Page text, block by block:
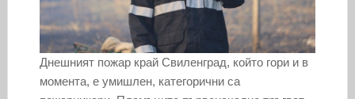
Днешният пожар край Свиленград, който гори и в
момента, е умишлен, категорични са